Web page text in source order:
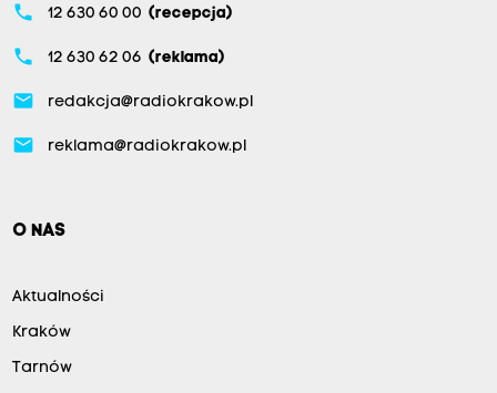
phone 12 630 60 00 (recepcja)
phone 12 630 62 06 (reklama)
email redakcja@radiokrakow.pl
email reklama@radiokrakow.pl
O NAS
Aktualności
Kraków
Tarnów